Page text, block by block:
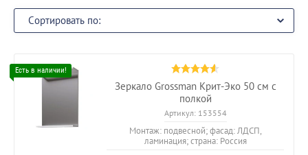
Сортировать по:
Зеркало Grossman Крит-Эко 50 см с
полкой
Артикул:153554
Монтаж: подвесной; фасад: ЛДСП,
ламинация; страна: Россия